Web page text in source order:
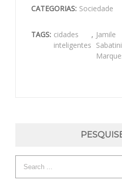
CATEGORIAS: Sociedade
TAGS: cidades
inteligentes
, Jamile
Sabatini